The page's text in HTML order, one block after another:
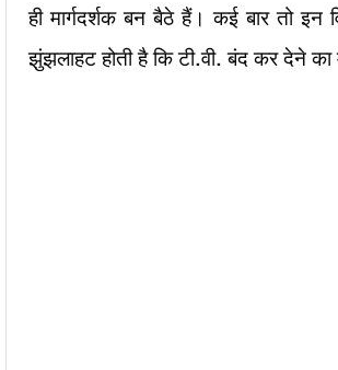
ही मार्गदर्शक बन बैठे हैं। कई बार तो इन
झुंझलाहट होती है कि टी.वी. बंद कर देने का